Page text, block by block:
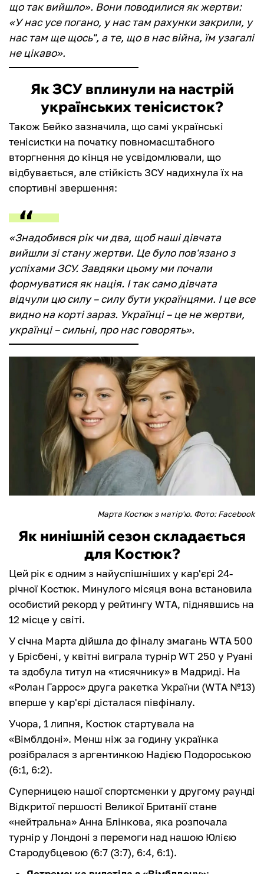
що так вийшло». Вони поводилися як жертви:
«У нас усе погано, у нас там рахунки закрили, у
нас там ще щось", а те, що в нас війна, їм узагалі
не цікаво».
Як ЗСУ вплинули на настрій
українських тенісисток?
Також Бейко зазначила, що самі українські
тенісистки на початку повномасштабного
вторгнення до кінця не усвідомлювали, що
відбувається, але стійкість ЗСУ надихнула їх на
спортивні звершення:
«Знадобився рік чи два, щоб наші дівчата
вийшли зі стану жертви. Це було пов'язано з
успіхами ЗСУ. Завдяки цьому ми почали
формуватися як нація. І так само дівчата
відчули цю силу – силу бути українцями. І це все
видно на корті зараз. Українці – це не жертви,
українці – сильні, про нас говорять».
Марта Костюк з матір'ю. Фото: Facebook
Як нинішній сезон складається
для Костюк?
Цей рік є одним з найуспішніших у кар'єрі 24-
річної Костюк. Минулого місяця вона встановила
особистий рекорд у рейтингу WTA, піднявшись на
12 місце у світі.
У січна Марта дійшла до фіналу змагань WTA 500
у Брісбені, у квітні виграла турнір WT 250 у Руані
та здобула титул на «тисячнику» в Мадриді. На
«Ролан Гаррос» друга ракетка України (WTA №13)
вперше у кар'єрі дісталася півфіналу.
Учора, 1 липня, Костюк стартувала на
«Вімблдоні». Менш ніж за годину українка
розібралася з аргентинкою Надією Подороською
(6:1, 6:2).
Суперницею нашої спортсменки у другому раунді
Відкритої першості Великої Британії стане
«нейтральна» Анна Блінкова, яка розпочала
турнір у Лондоні з перемоги над нашою Юлією
Стародубцевою (6:7 (3:7), 6:4, 6:1).